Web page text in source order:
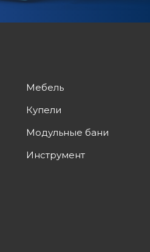
Мебель
Купели
Модульные бани
Инструмент